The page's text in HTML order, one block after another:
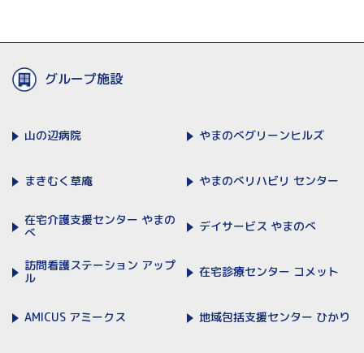
グループ施設
山の辺病院 やまのべグリーンヒルズ
まきむく草庵 やまのべリハビリ センター
在宅介護支援センター やまの
べ
デイサービス やまのべ
訪問看護ステーション アップ
ル
在宅診療センター コメット
AMICUS アミークス 地域包括支援センター ひかり